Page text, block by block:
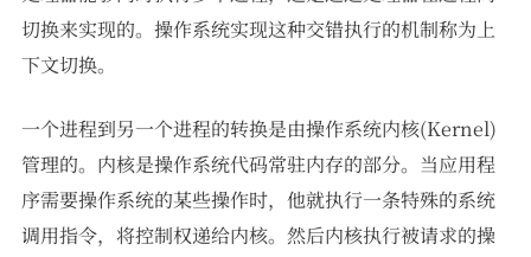
切换来实现的。操作系统实现这种交错执行的机制称为上
下文切换。
一个进程到另一个进程的转换是由操作系统内核(Kernel)
管理的。内核是操作系统代码常驻内存的部分。当应用程
序需要操作系统的某些操作时，他就执行一条特殊的系统
调用指令，将控制权递给内核。然后内核执行被请求的操